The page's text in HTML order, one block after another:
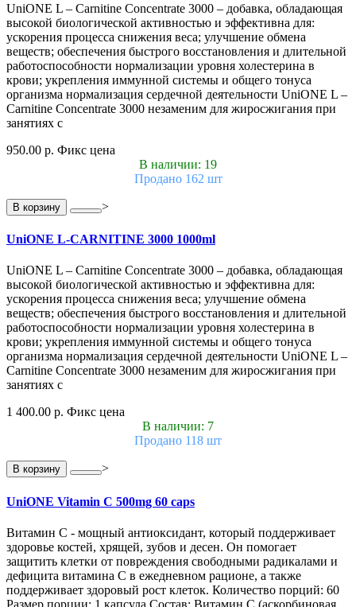
UniONE L – Carnitine Concentrate 3000 – добавка, обладающая
высокой биологической активностью и эффективна для:
ускорения процесса снижения веса; улучшение обмена
веществ; обеспечения быстрого восстановления и длительной
работоспособности нормализации уровня холестерина в
крови; укрепления иммунной системы и общего тонуса
организма нормализация сердечной деятельности UniONE L –
Carnitine Concentrate 3000 незаменим для жиросжигания при
занятиях с
950.00 р. Фикс цена
В наличии: 19
Продано 162 шт
В корзину >
UniONE L-CARNITINE 3000 1000ml
UniONE L – Carnitine Concentrate 3000 – добавка, обладающая
высокой биологической активностью и эффективна для:
ускорения процесса снижения веса; улучшение обмена
веществ; обеспечения быстрого восстановления и длительной
работоспособности нормализации уровня холестерина в
крови; укрепления иммунной системы и общего тонуса
организма нормализация сердечной деятельности UniONE L –
Carnitine Concentrate 3000 незаменим для жиросжигания при
занятиях с
1 400.00 р. Фикс цена
В наличии: 7
Продано 118 шт
В корзину >
UniONE Vitamin С 500mg 60 caps
Витамин С - мощный антиоксидант, который поддерживает
здоровье костей, хрящей, зубов и десен. Он помогает
защитить клетки от повреждения свободными радикалами и
дефицита витамина С в ежедневном рационе, а также
поддерживает здоровый рост клеток. Количество порций: 60
Размер порции: 1 капсула Состав: Витамин С (аскорбиновая